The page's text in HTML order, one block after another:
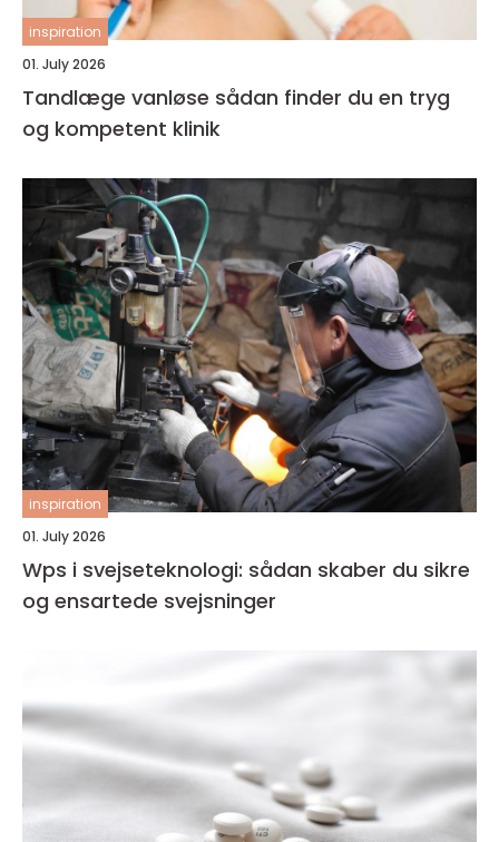
inspiration
01. July 2026
Tandlæge vanløse sådan finder du en tryg
og kompetent klinik
inspiration
01. July 2026
Wps i svejseteknologi: sådan skaber du sikre
og ensartede svejsninger